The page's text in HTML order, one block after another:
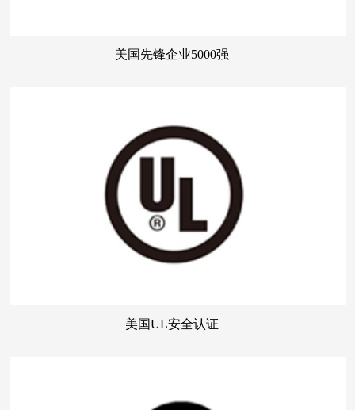
美国先锋企业5000强
美国UL安全认证